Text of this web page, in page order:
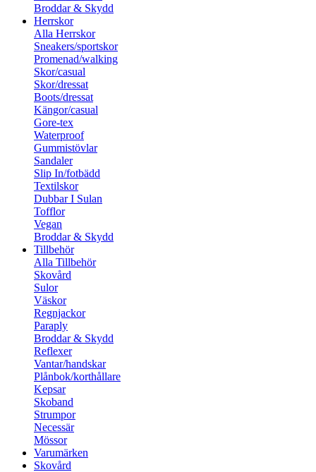
Broddar & Skydd
Herrskor
Alla Herrskor
Sneakers/sportskor
Promenad/walking
Skor/casual
Skor/dressat
Boots/dressat
Kängor/casual
Gore-tex
Waterproof
Gummistövlar
Sandaler
Slip In/fotbädd
Textilskor
Dubbar I Sulan
Tofflor
Vegan
Broddar & Skydd
Tillbehör
Alla Tillbehör
Skovård
Sulor
Väskor
Regnjackor
Paraply
Broddar & Skydd
Reflexer
Vantar/handskar
Plånbok/korthållare
Kepsar
Skoband
Strumpor
Necessär
Mössor
Varumärken
Skovård